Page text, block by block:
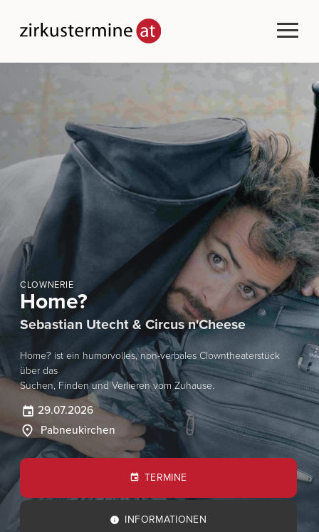
CLOWNERIE
Home?
Sebastian Utecht & Circus n'Cheese
Home? ist ein humorvolles, non-verbales Clowntheaterstück
über das
Suchen, Finden und Verlieren vom Zuhause.
29.07.2026
Pabneukirchen
TERMINE
INFORMATIONEN